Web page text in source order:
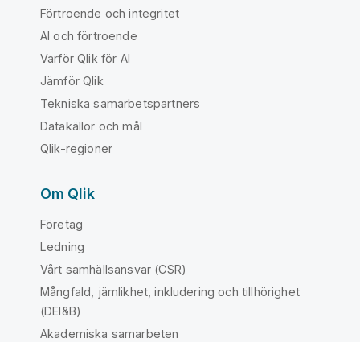
Förtroende och integritet
AI och förtroende
Varför Qlik för AI
Jämför Qlik
Tekniska samarbetspartners
Datakällor och mål
Qlik-regioner
Om Qlik
Företag
Ledning
Vårt samhällsansvar (CSR)
Mångfald, jämlikhet, inkludering och tillhörighet
(DEI&B)
Akademiska samarbeten